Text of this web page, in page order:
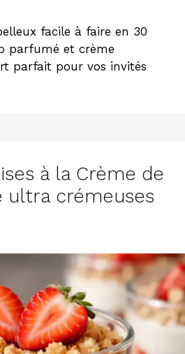
facile à faire en 30
parfumé et crème
parfait pour vos invités
à la Crème de
ultra crémeuses